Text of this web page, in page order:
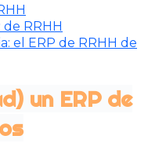
RRHH
el ERP de RRHH de
un ERP de